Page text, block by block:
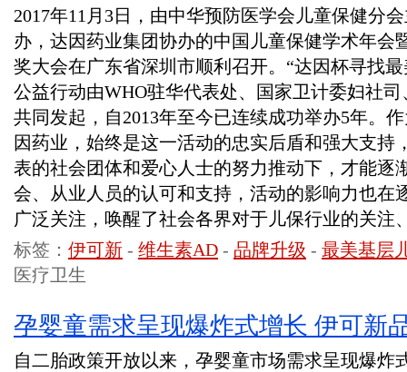
2017年11月3日，由中华预防医学会儿童保健分
办，达因药业集团协办的中国儿童保健学术年会
奖大会在广东省深圳市顺利召开。“达因杯寻找
公益行动由WHO驻华代表处、国家卫计委妇社
共同发起，自2013年至今已连续成功举办5年。
因药业，始终是这一活动的忠实后盾和强大支持
表的社会团体和爱心人士的努力推动下，才能逐
会、从业人员的认可和支持，活动的影响力也在
广泛关注，唤醒了社会各界对于儿保行业的关注
标签： 伊可新 - 维生素AD - 品牌升级 - 最美基层
医疗卫生
孕婴童需求呈现爆炸式增长 伊可新
自二胎政策开放以来，孕婴童市场需求呈现爆炸